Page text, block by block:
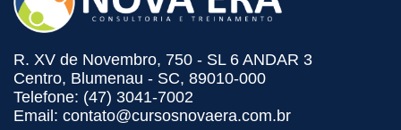
R. XV de Novembro, 750 - SL 6 ANDAR 3
Centro, Blumenau - SC, 89010-000
Telefone: (47) 3041-7002
Email: contato@cursosnovaera.com.br